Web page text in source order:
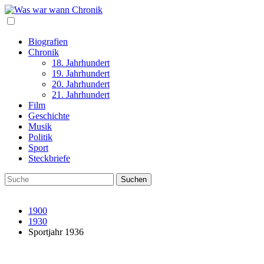
Biografien
Chronik
18. Jahrhundert
19. Jahrhundert
20. Jahrhundert
21. Jahrhundert
Film
Geschichte
Musik
Politik
Sport
Steckbriefe
1900
1930
Sportjahr 1936